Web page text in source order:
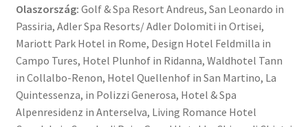
Olaszország: Golf & Spa Resort Andreus, San Leonardo in
Passiria, Adler Spa Resorts/ Adler Dolomiti in Ortisei,
Mariott Park Hotel in Rome, Design Hotel Feldmilla in
Campo Tures, Hotel Plunhof in Ridanna, Waldhotel Tann
in Collalbo-Renon, Hotel Quellenhof in San Martino, La
Quintessenza, in Polizzi Generosa, Hotel & Spa
Alpenresidenz in Anterselva, Living Romance Hotel